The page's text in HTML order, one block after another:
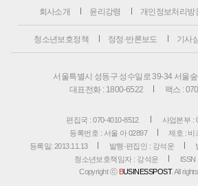
회사소개 윤리강령 개인정보처리방
청소년보호정책 정정·반론보도 기사
서울특별시 성동구 성수일로 39-34 서울
대표전화 : 1800-6522
팩스 :
편집국 : 070-4010-8512
사업본부 :
등록번호 : 서울 아 02897
제호 : 비
등록일: 2013.11.13
발행·편집인 : 강석운
청소년보호책임자 : 강석운
ISSN
Copyright ⓒ BUSINESSPOST. All